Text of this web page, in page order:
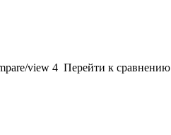
view 4 Перейти к сравнению